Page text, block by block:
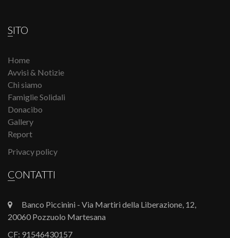
SITO
Home
Avvisi & Notizie
Chi siamo
Famiglie Solidali
Donacibo
Gallery
Report
Privacy policy
CONTATTI
Banco Piccinini - Via Martiri della Liberazione, 12,
20060 Pozzuolo Martesana
CF: 91546430157